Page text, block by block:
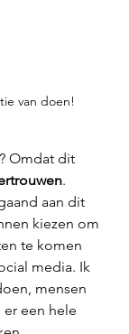
van doen!
Omdat dit
.
aan dit
kiezen om
te komen
media. Ik
mensen
er een hele